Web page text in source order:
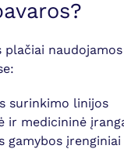
plačiai
surinkimo linijos
ir medicininė
gamybos įrenginiai